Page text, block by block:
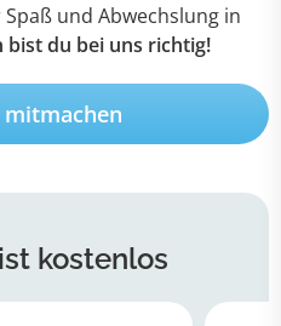
und Abwechslung in
bist du bei uns richtig!
ist kostenlos